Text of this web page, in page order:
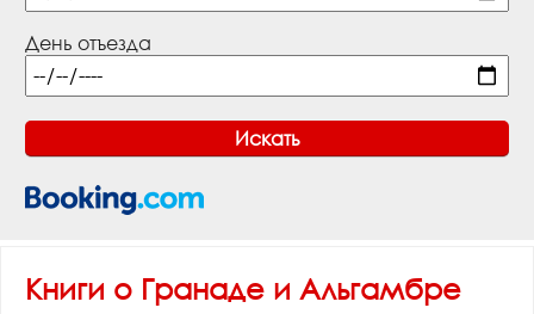
День отъезда
Книги о Гранаде и Альгамбре